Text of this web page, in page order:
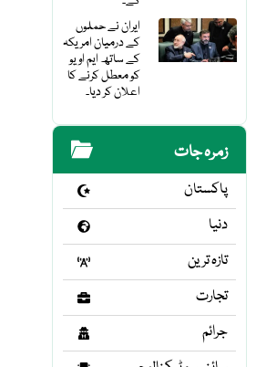
ایران نے حملوں
کے درمیان امریکہ
کے ساتھ ایم او یو
کو معطل کرنے کا
اعلان کر دیا۔
زمرہ جات
پاکستان
دنیا
تازہ ترین
تجارت
جرائم